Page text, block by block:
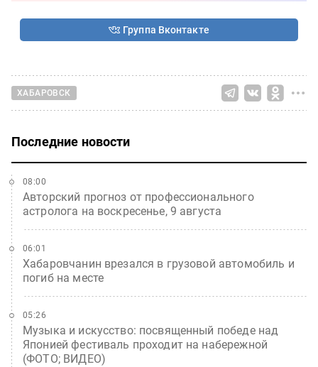
Группа Вконтакте
ХАБАРОВСК
Последние новости
Авторский прогноз от профессионального
астролога на воскресенье, 9 августа
08:00
Хабаровчанин врезался в грузовой автомобиль и
погиб на месте
06:01
Музыка и искусство: посвященный победе над
Японией фестиваль проходит на набережной
(ФОТО; ВИДЕО)
05:26